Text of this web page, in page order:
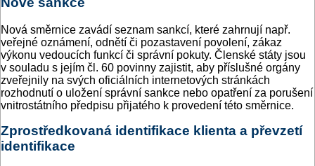
Nová směrnice zavádí seznam sankcí, které zahrnují např.
veřejné oznámení, odnětí či pozastavení povolení, zákaz
výkonu vedoucích funkcí či správní pokuty. Členské státy jsou
v souladu s jejím čl. 60 povinny zajistit, aby příslušné orgány
zveřejnily na svých oficiálních internetových stránkách
rozhodnutí o uložení správní sankce nebo opatření za porušení
vnitrostátního předpisu přijatého k provedení této směrnice.
Zprostředkovaná identifikace klienta a převzetí
identifikace